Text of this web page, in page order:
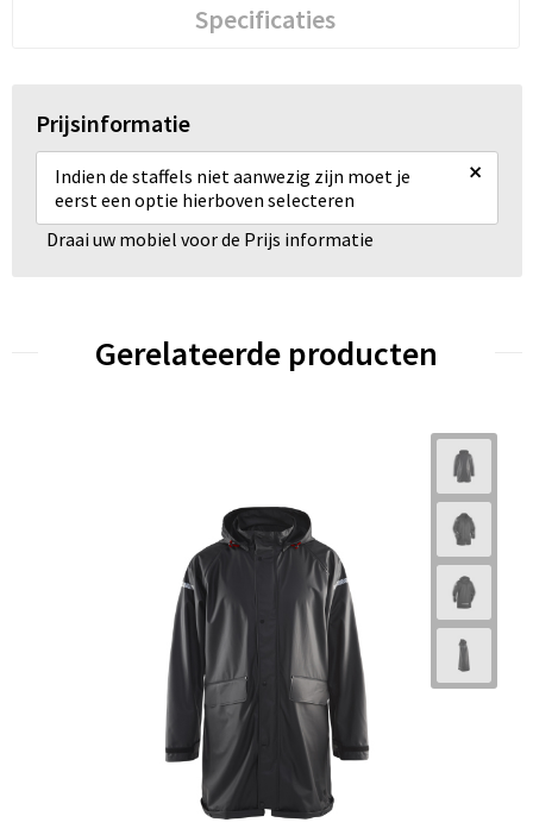
Specificaties
Prijsinformatie
Indien de staffels niet aanwezig zijn moet je
eerst een optie hierboven selecteren
×
Draai uw mobiel voor de Prijs informatie
Gerelateerde producten